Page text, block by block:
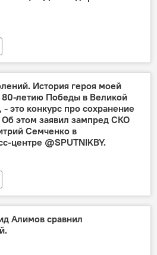
История героя моей
летию Победы в Великой
это конкурс про сохранение
этом заявил зампред СКО
Семченко в
центре @SPUTNIKBY.
Алимов сравнил